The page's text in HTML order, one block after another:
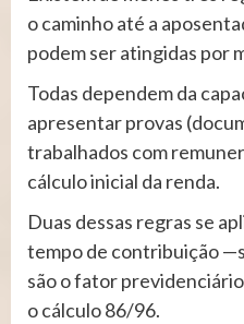
o caminho até a
podem ser atingidas por
Todas dependem da
apresentar provas
trabalhados com
cálculo inicial da renda.
Duas dessas regras se
tempo de contribuição
são o fator
o cálculo 86/96.